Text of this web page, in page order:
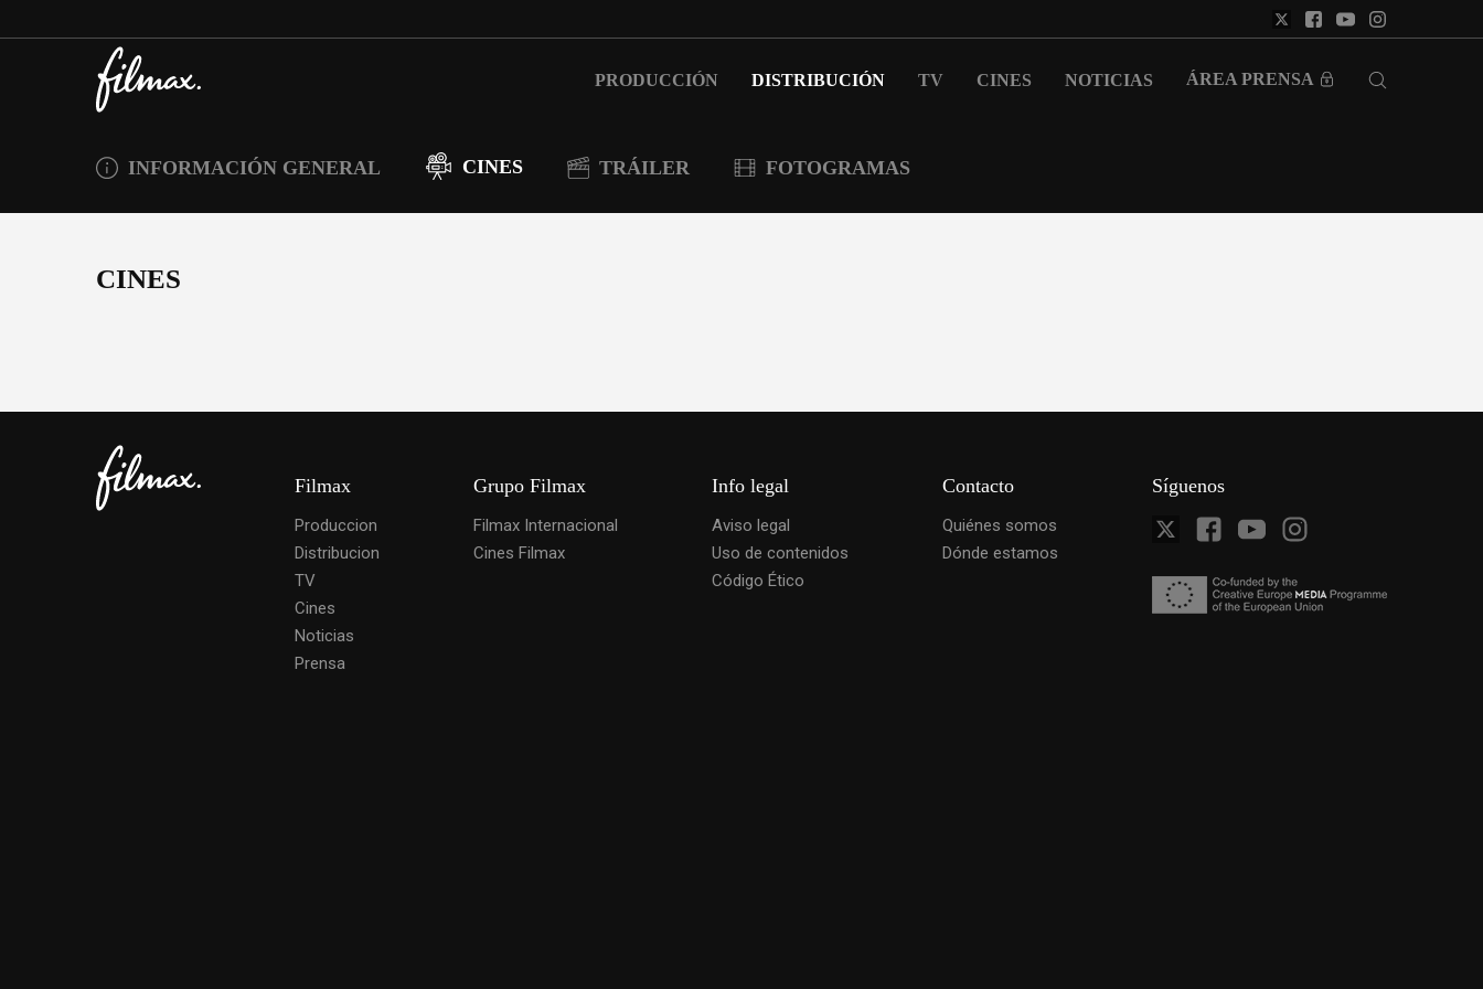
PRODUCCIÓN DISTRIBUCIÓN TV CINES NOTICIAS ÁREA PRENSA
INFORMACIÓN GENERAL CINES TRÁILER FOTOGRAMAS
CINES
Filmax
Produccion
Distribucion
TV
Cines
Noticias
Prensa
Grupo Filmax
Filmax Internacional
Cines Filmax
Info legal
Aviso legal
Uso de contenidos
Código Ético
Contacto
Quiénes somos
Dónde estamos
Síguenos